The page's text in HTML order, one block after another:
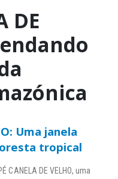
DE
Uma janela
tropical
DE VELHO, uma